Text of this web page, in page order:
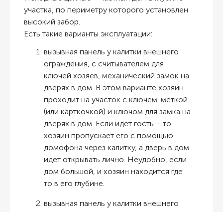
участка, по периметру которого установлен
высокий забор.
Есть такие варианты эксплуатации:
вызывная панель у калитки внешнего
ограждения, с считывателем для
ключей хозяев, механический замок на
дверях в дом. В этом варианте хозяин
проходит на участок с ключем-меткой
(или карткочкой) и ключом для замка на
дверях в дом. Если идет гость – то
хозяин пропускает его с помощью
домофона через калитку, а дверь в дом
идет открывать лично. Неудобно, если
дом большой, и хозяин находится где
то в его глубине.
вызывная панель у калитки внешнего